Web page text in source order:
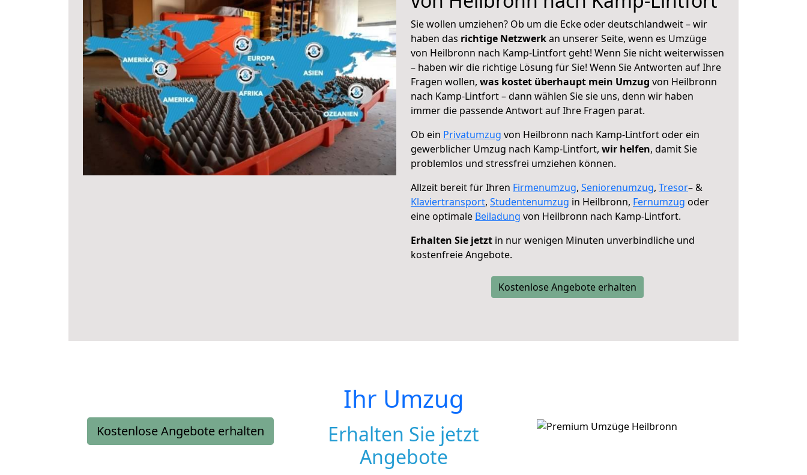
Sie wollen umziehen? Ob um die Ecke oder deutschlandweit – wir
haben das richtige Netzwerkan unserer Seite, wenn es Umzüge
von Heilbronn nach Kamp-Lintfort geht! Wenn Sie nicht weiterwissen
– haben wir die richtige Lösung für Sie! Wenn Sie Antworten auf Ihre
Fragen wollen, was kostet überhaupt mein Umzug von Heilbronn
nach Kamp-Lintfort – dann wählen Sie sie uns, denn wir haben
immer die passende Antwort auf Ihre Fragen parat.
Ob ein Privatumzug von Heilbronn nach Kamp-Lintfort oder ein
gewerblicher Umzug nach Kamp-Lintfort, wir helfen, damit Sie
problemlos und stressfrei umziehen können.
Allzeit bereit für Ihren Firmenumzug, Seniorenumzug, Tresor– &
Klaviertransport, Studentenumzug in Heilbronn, Fernumzug oder
eine optimale Beiladung von Heilbronn nach Kamp-Lintfort.
Erhalten Sie jetzt in nur wenigen Minuten unverbindliche und
kostenfreie Angebote.
Kostenlose Angebote erhalten
Kostenlose Angebote erhalten
Ihr Umzug
Erhalten Sie jetzt
Angebote